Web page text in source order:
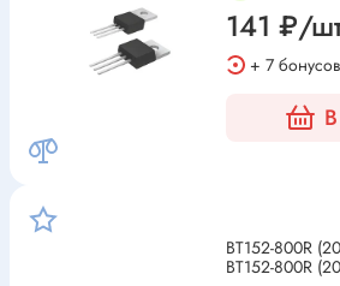
141 ₽/
+ 7 бонусов
BT152-800R (20A), Тиристор
BT152-